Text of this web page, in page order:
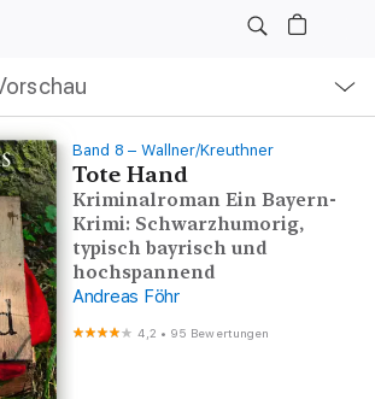
Band 8 – Wallner/Kreuthner
Tote Hand
Kriminalroman Ein Bayern-
Krimi: Schwarzhumorig,
typisch bayrisch und
hochspannend
Andreas Föhr
4,2 • 95 Bewertungen